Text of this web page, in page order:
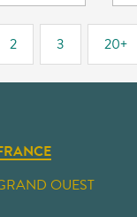
2 3 20+
OUEST